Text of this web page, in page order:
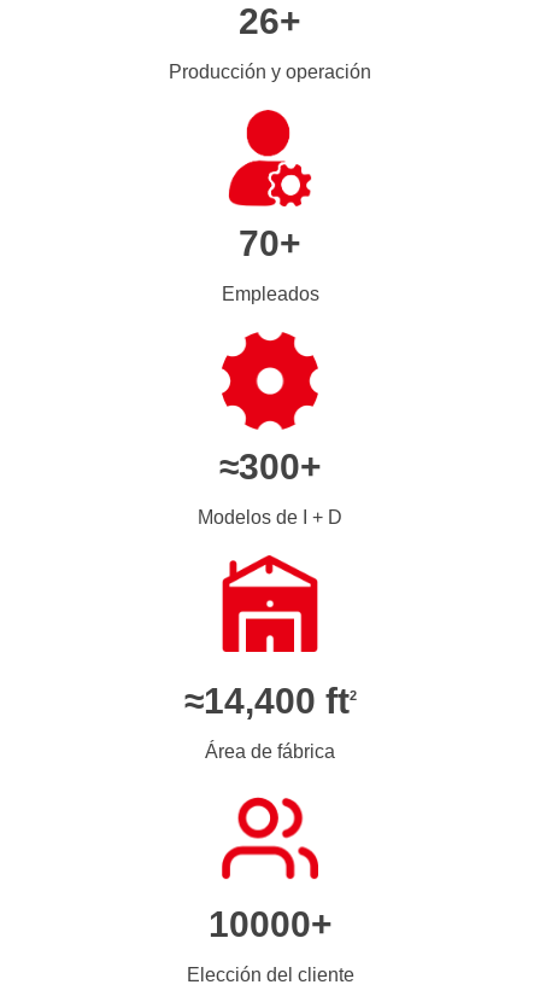
26+
Producción y operación
70+
Empleados
≈300+
Modelos de I + D
≈14,400 ft2
Área de fábrica
10000+
Elección del cliente